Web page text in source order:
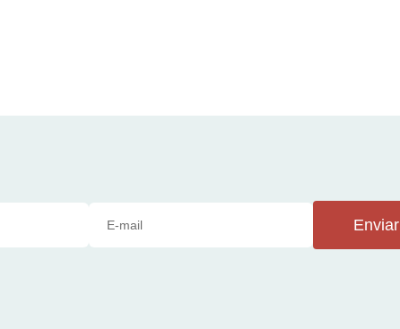
Enviar